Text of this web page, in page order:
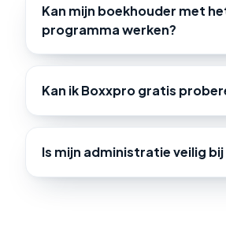
Kan mijn boekhouder met
programma werken?
Kan ik Boxxpro gratis
Is mijn administratie veilig